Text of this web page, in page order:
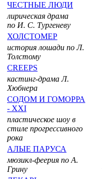
ЧЕСТНЫЕ ЛЮДИ
лирическая драма
по И. С. Тургеневу
ХОЛСТОМЕР
история лошади по Л.
Толстому
CREEPS
кастинг-драма Л.
Хюбнера
СОДОМ И ГОМОРРА
- XXI
пластическое шоу в
стиле прогрессивного
рока
АЛЫЕ ПАРУСА
мюзикл-феерия по А.
Грину